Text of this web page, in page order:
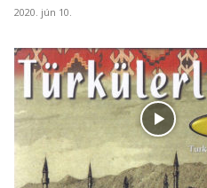
2020. jún 10.